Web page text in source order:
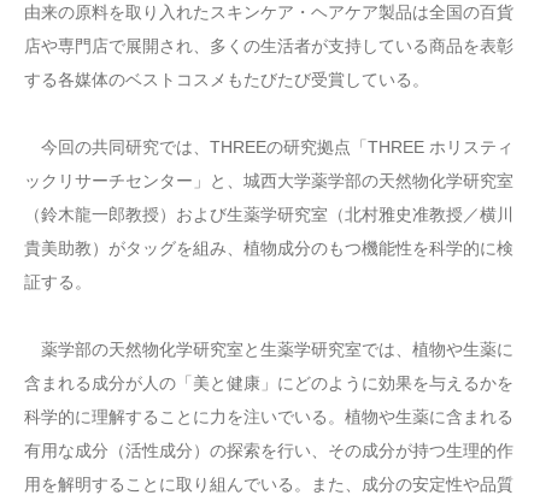
由来の原料を取り入れたスキンケア・ヘアケア製品は全国の百貨
店や専門店で展開され、多くの生活者が支持している商品を表彰
する各媒体のベストコスメもたびたび受賞している。
今回の共同研究では、THREEの研究拠点「THREE ホリスティ
ックリサーチセンター」と、城西大学薬学部の天然物化学研究室
（鈴木龍一郎教授）および生薬学研究室（北村雅史准教授／横川
貴美助教）がタッグを組み、植物成分のもつ機能性を科学的に検
証する。
薬学部の天然物化学研究室と生薬学研究室では、植物や生薬に
含まれる成分が人の「美と健康」にどのように効果を与えるかを
科学的に理解することに力を注いでいる。植物や生薬に含まれる
有用な成分（活性成分）の探索を行い、その成分が持つ生理的作
用を解明することに取り組んでいる。また、成分の安定性や品質